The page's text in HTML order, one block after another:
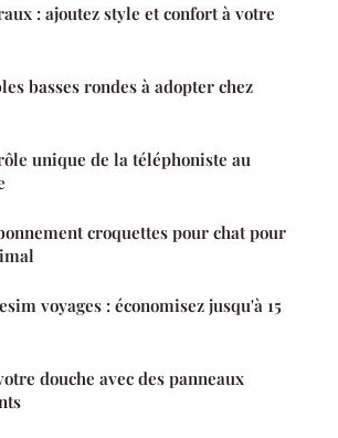
: ajoutez style et confort à votre
basses rondes à adopter chez
unique de la téléphoniste au
croquettes pour chat pour
voyages : économisez jusqu'à 15
douche avec des panneaux